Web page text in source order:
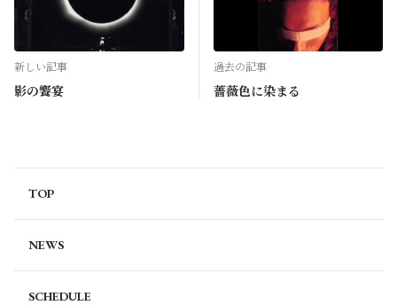
新しい記事
影の饗宴
過去の記事
薔薇色に染まる
TOP
NEWS
SCHEDULE